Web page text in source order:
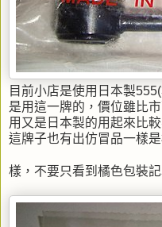
目前小店是使用日本製
是用這一牌的，價位雖比
用又是日本製的用起來比
這牌子也有出仿冒品一樣
樣，不要只看到橘色包裝